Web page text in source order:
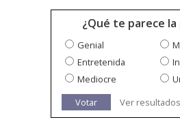
¿Qué te parece la
Genial
Entretenida
Mediocre
Votar
Ver resultados